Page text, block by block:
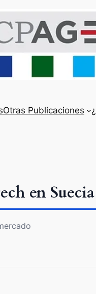
Otras Publicaciones
en Suecia